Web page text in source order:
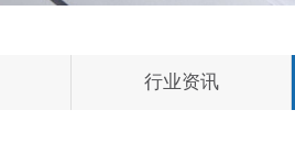
行业资讯